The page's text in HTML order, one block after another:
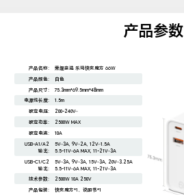
产品参数
产品名称:
荣耀亲选 乐坞快充魔方 66W
产品颜色:
白色
产品尺寸:
75.3mm*69.5mm*48mm
电源线长度:
1.5m
额定电压:
200-240V~
额定功率:
2500W MAX
额定电流:
10A
USB-A1/A2
输出:
5V⎓3A, 9V⎓2A, 12V⎓1.5A
5.5-11V⎓6A MAX, 11-21V⎓3A
USB-C1/C2
输出:
5V⎓3A, 9V⎓3A, 15V⎓3A, 20V⎓3.25A
5.5-11V⎓6A MAX, 11-21V⎓3A
技术参数:
2500W 10A 250V
产品包装:
快充魔方*1、说明书*1